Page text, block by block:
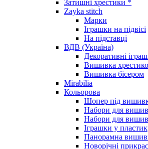
Затишні хрестики *
Zayka stitch
Марки
Іграшки на підвісі
На підставці
ВДВ (Україна)
Декоративні
Вишивка
Вишивка бісером
Mirabilia
Кольорова
Шопер під
Набори для
Набори для
Іграшки у
Панорамна
Новорічні